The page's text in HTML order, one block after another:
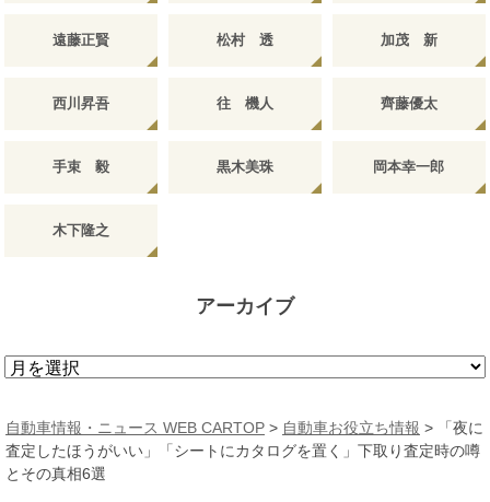
遠藤正賢 松村 透 加茂 新
西川昇吾 往 機人 齊藤優太
手束 毅 黒木美珠 岡本幸一郎
木下隆之
アーカイブ
ア
カ
イ
ブ
自動車情報・ニュース WEB CARTOP > 自動車お役立ち情報 >
「夜に
査定したほうがいい」「シートにカタログを置く」下取り査定時の噂
とその真相6選